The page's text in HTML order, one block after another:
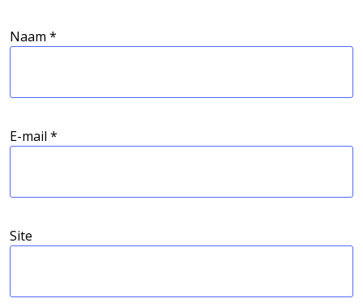
Naam *
E-mail *
Site